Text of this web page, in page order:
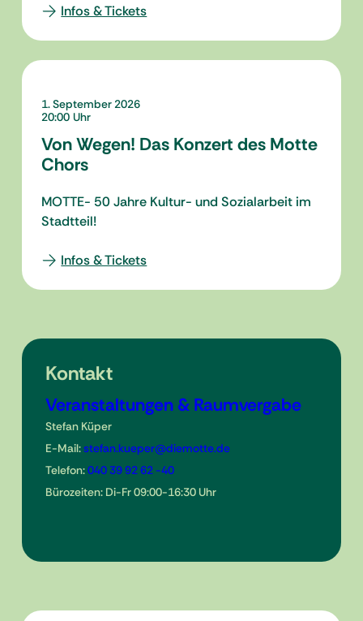
Infos & Tickets
1. September 2026
20:00
Von Wegen! Das Konzert des Motte
Chors
MOTTE- 50 Jahre Kultur- und Sozialarbeit im
Stadtteil!
Infos & Tickets
Kontakt
Veranstaltungen & Raumvergabe
Stefan Küper
E-Mail:stefan.kueper@diemotte.de
Telefon:040 39 92 62 -40
Bürozeiten: Di-Fr 09:00-16:30 Uhr